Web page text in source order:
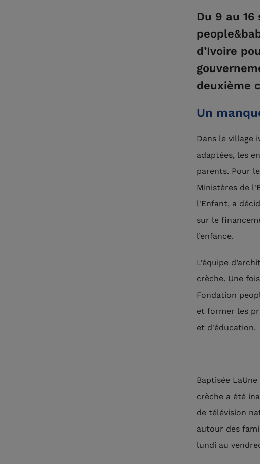
Du 9 au
d’Ivoire
deuxième
Un
Dans le village
adaptées, les
parents. Pour
Ministères de
l'Enfant, a
sur le
l’enfance.
L’équipe
crèche. Une
Fondation
et former les
et d'éducation.
Baptisée
crèche a été
de télévision
autour des
lundi au